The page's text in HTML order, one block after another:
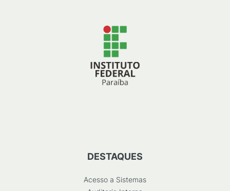
DESTAQUES
Acesso a Sistemas